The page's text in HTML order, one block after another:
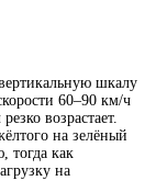
шкалу
60–90 км/ч
возрастает.
на зелёный
тогда как
на